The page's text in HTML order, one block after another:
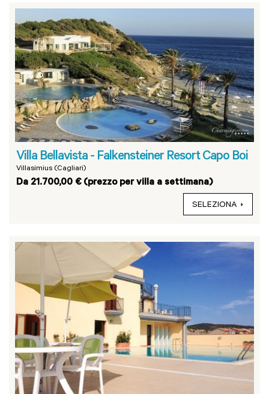
Villa Bellavista - Falkensteiner Resort Capo Boi
Villasimius (Cagliari)
Da 21.700,00 € (prezzo per villa a settimana)
SELEZIONA